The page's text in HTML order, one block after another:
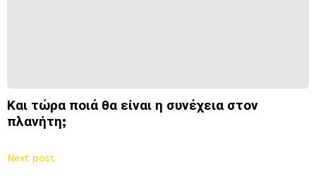
Και τώρα ποιά θα είναι η συνέχεια στον
πλανήτη;
Next post